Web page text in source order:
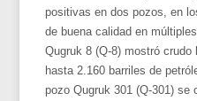
positivas en dos pozos, en
de buena calidad en
Qugruk 8 (Q-8) mostró
hasta 2.160 barriles de
pozo Qugruk 301 (Q-301) se